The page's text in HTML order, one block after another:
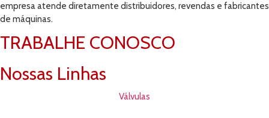
empresa atende diretamente distribuidores, revendas e fabricantes
de máquinas.
TRABALHE CONOSCO
Nossas Linhas
Válvulas